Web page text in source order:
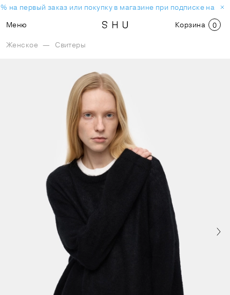
на первый заказ или покупку в магазине при подписке на
Меню
Корзина 0
Женское — Свитеры